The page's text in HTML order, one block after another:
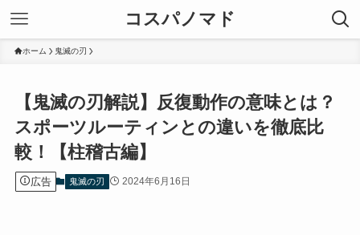
コスパノマド
ホーム 鬼滅の刃
【鬼滅の刃解説】反復動作の意味とは？
スポーツルーティンとの違いを徹底比
較！【柱稽古編】
広告 鬼滅の刃 2024年6月16日